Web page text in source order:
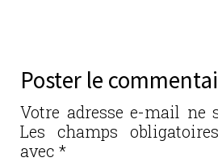
b
o
o
k
r
n
er
Poster le
Votre adresse e-mail ne
Les champs
avec *